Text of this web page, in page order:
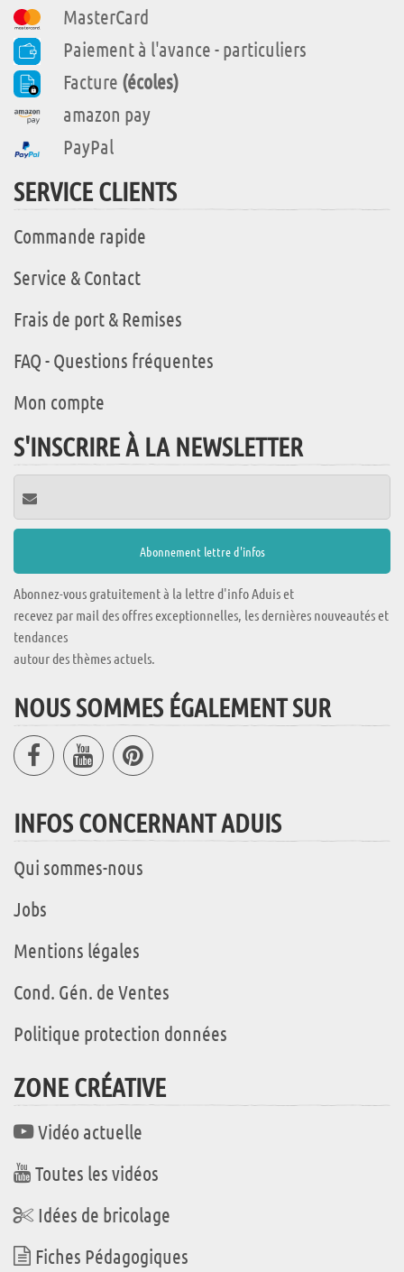
MasterCard
Paiement à l'avance - particuliers
Facture (écoles)
amazon pay
PayPal
SERVICE CLIENTS
Commande rapide
Service & Contact
Frais de port & Remises
FAQ - Questions fréquentes
Mon compte
S'INSCRIRE À LA NEWSLETTER
Abonnez-vous gratuitement à la lettre d'info Aduis et
recevez par mail des offres exceptionnelles, les dernières nouveautés et
tendances
autour des thèmes actuels.
NOUS SOMMES ÉGALEMENT SUR
INFOS CONCERNANT ADUIS
Qui sommes-nous
Jobs
Mentions légales
Cond. Gén. de Ventes
Politique protection données
ZONE CRÉATIVE
Vidéo actuelle
Toutes les vidéos
Idées de bricolage
Fiches Pédagogiques